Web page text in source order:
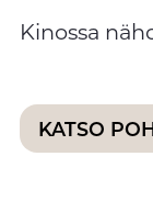
Kinossa
KATSO